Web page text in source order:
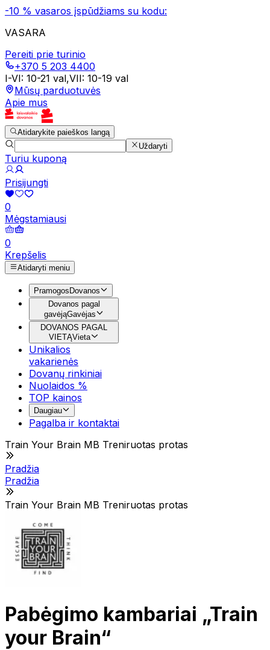
-10 % vasaros įspūdžiams su kodu:
VASARA
Pereiti prie turinio
+370 5 203 4400
I-VI: 10-21 val,VII: 10-19 val
Mūsų parduotuvės
Apie mus
Atidarykite paieškos langą
Uždaryti
Turiu kuponą
Prisijungti
0
Mėgstamiausi
0
Krepšelis
Atidaryti meniu
Pramogos Dovanos
Dovanos pagal
gavėjąGavėjas
DOVANOS PAGAL
VIETĄVieta
Unikalios
vakarienės
Dovanų rinkiniai
Nuolaidos %
TOP kainos
Daugiau
Pagalba ir kontaktai
Train Your Brain MB Treniruotas protas
Pradžia
Pradžia
Train Your Brain MB Treniruotas protas
Pabėgimo kambariai „Train
your Brain“